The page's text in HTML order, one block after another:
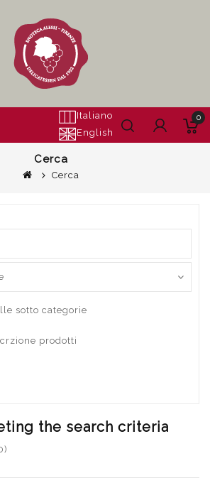
Italiano
English
0
Cerca
Cerca
sotto categorie
prodotti
the search criteria